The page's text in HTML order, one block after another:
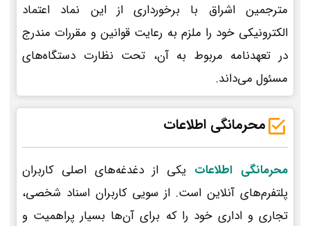
مترجمین اشراق با برخورداری از این نماد اعتماد
الکترونیکی خود را ملزم به رعایت قوانین و مقررات مندرج
در تعهدنامه مربوط به آن، تحت نظارت دستگاه‌های
مسئول می‌داند.
محرمانگی اطلاعات
محرمانگی اطلاعات یکی از دغدغه‌های اصلی کاربران
پلتفرم‌های آنلاین است. از سویی کاربران اسناد شخصی،
تجاری و اداری خود را که برای آن‌ها بسیار پراهمیت و